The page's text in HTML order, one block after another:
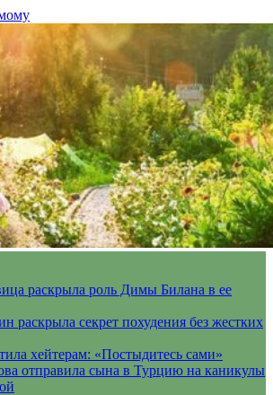
раскрыла роль Димы Билана в ее
раскрыла секрет похудения без жестких
хейтерам: «Постыдитесь сами»
отправила сына в Турцию на каникулы